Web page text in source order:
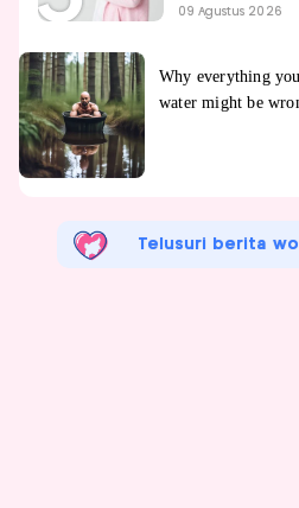
09 Agustus 2026
Telusuri berita